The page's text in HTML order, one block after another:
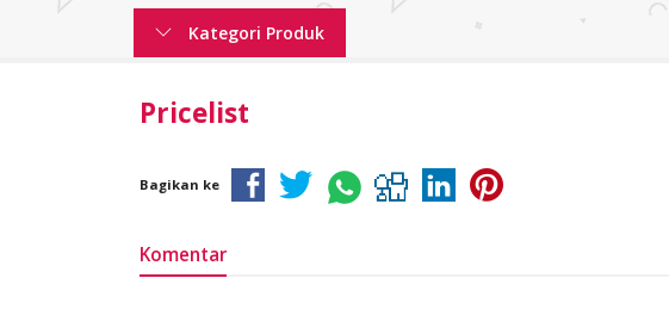
Kategori Produk
Pricelist
Bagikan ke
Komentar